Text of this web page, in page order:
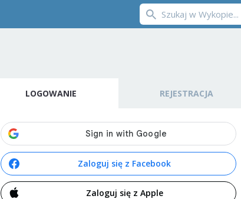
LOGOWANIE REJESTRACJA
Zaloguj się z Facebook
Zaloguj się z Apple